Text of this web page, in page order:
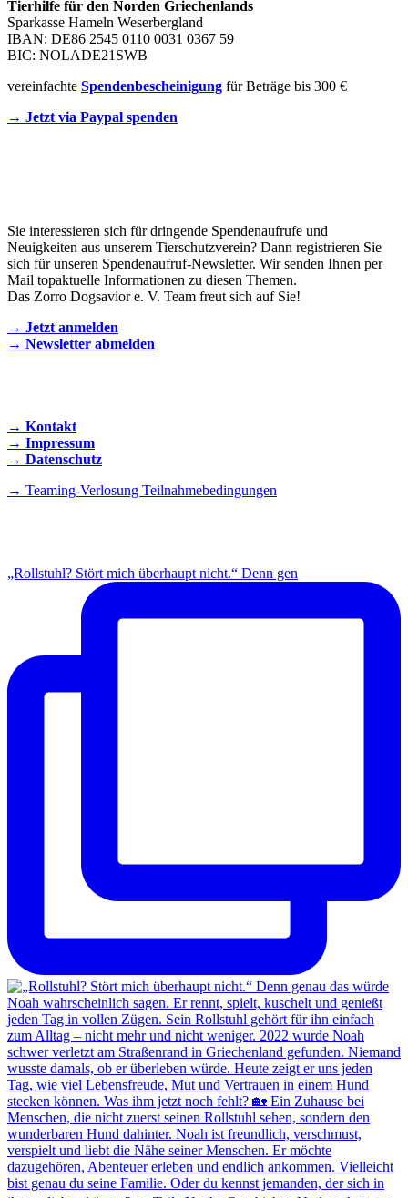
Tierhilfe für den Norden Griechenlands
Sparkasse Hameln Weserbergland
IBAN: DE86 2545 0110 0031 0367 59
BIC: NOLADE21SWB
vereinfachte Spendenbescheinigung für Beträge bis 300 €
→ Jetzt via Paypal spenden
Sie interessieren sich für dringende Spendenaufrufe und
Neuigkeiten aus unserem Tierschutzverein? Dann registrieren Sie
sich für unseren Spendenaufruf-Newsletter. Wir senden Ihnen per
Mail topaktuelle Informationen zu diesen Themen.
Das Zorro Dogsavior e. V. Team freut sich auf Sie!
→ Jetzt anmelden
→ Newsletter abmelden
→ Kontakt
→ Impressum
→ Datenschutz
→ Teaming-Verlosung Teilnahmebedingungen
„Rollstuhl? Stört mich überhaupt nicht.“ Denn gen